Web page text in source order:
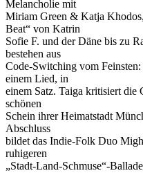
Melancholie mit
Miriam Green & Katja
Beat“ von Katrin
Sofie F. und der Däne bis zu
bestehen aus
Code-Switching vom
einem Lied, in
einem Satz. Taiga kritisiert die
schönen
Schein ihrer Heimatstadt
Abschluss
bildet das Indie-Folk Duo
ruhigeren
„Stadt-Land-Schmuse“-